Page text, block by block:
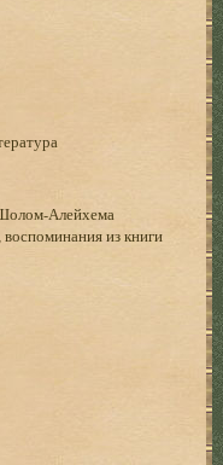
Алейхема
из книги